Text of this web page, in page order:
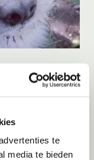
te
media te bieden